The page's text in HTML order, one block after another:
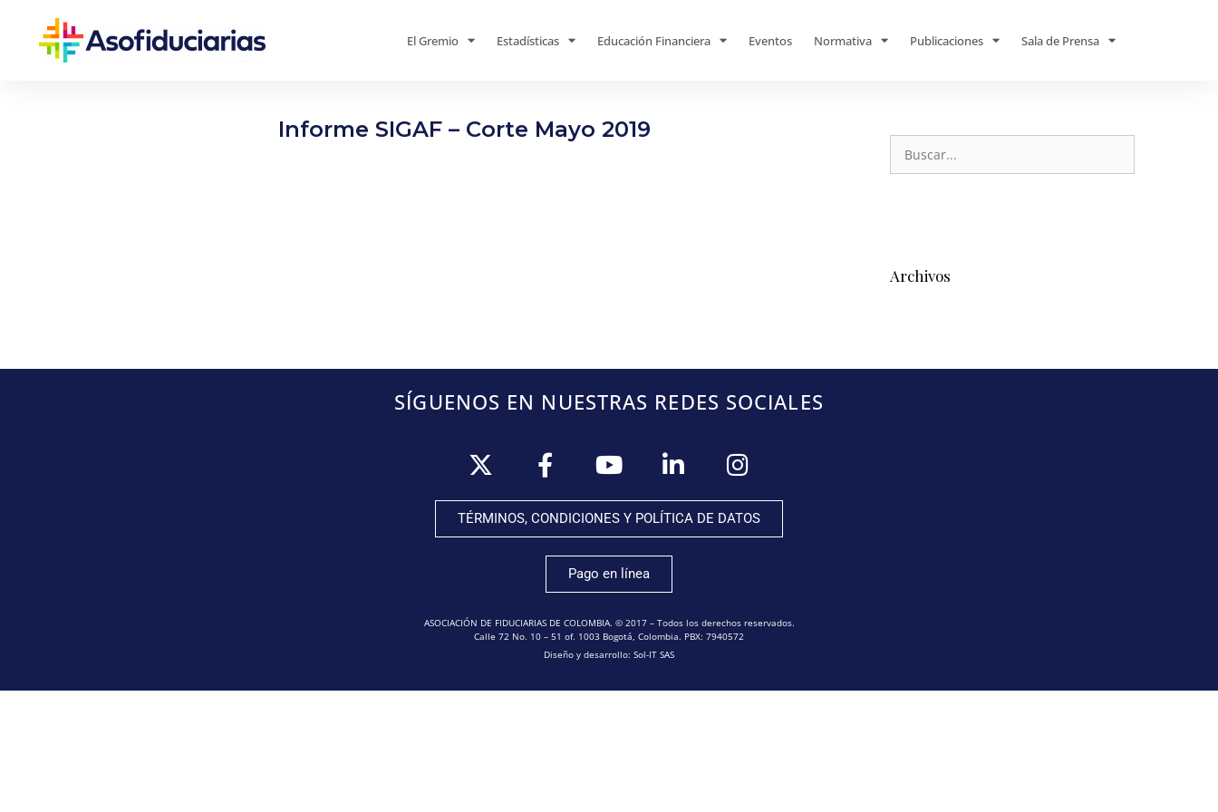
El Gremio Estadísticas Educación Financiera Eventos Normativa Publicaciones Sala de Prensa
Informe SIGAF – Corte Mayo 2019
Archivos
SÍGUENOS EN NUESTRAS REDES SOCIALES
TÉRMINOS, CONDICIONES Y POLÍTICA DE DATOS
Pago en línea
ASOCIACIÓN DE FIDUCIARIAS DE COLOMBIA. © 2017 – Todos los derechos reservados.
Calle 72 No. 10 – 51 of. 1003 Bogotá, Colombia. PBX: 7940572
Diseño y desarrollo: Sol-IT SAS